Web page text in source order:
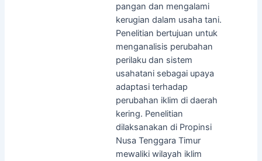
pangan dan mengalami
kerugian dalam usaha tani.
Penelitian bertujuan untuk
menganalisis perubahan
perilaku dan sistem
usahatani sebagai upaya
adaptasi terhadap
perubahan iklim di daerah
kering. Penelitian
dilaksanakan di Propinsi
Nusa Tenggara Timur
mewaliki wilayah iklim